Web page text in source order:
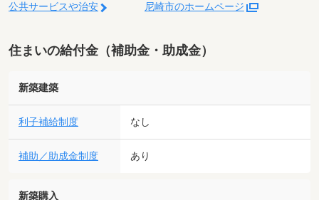
公共サービスや治安 尼崎市のホームページ
住まいの給付金（補助金・助成金）
新築建築
利子補給制度 なし
補助／助成金制度 あり
新築購入